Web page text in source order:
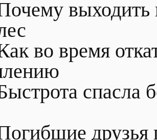
выходить
во время
спасла
друзья